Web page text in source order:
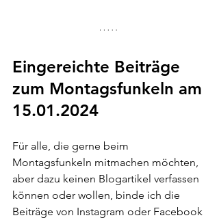
Eingereichte Beiträge
zum Montagsfunkeln am
15.01.2024
Für alle, die gerne beim
Montagsfunkeln mitmachen möchten,
aber dazu keinen Blogartikel verfassen
können oder wollen, binde ich die
Beiträge von Instagram oder Facebook